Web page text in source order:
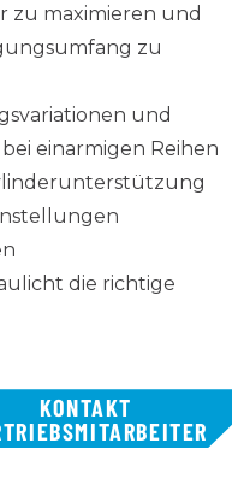
zu maximieren und
zu
und
einarmigen Reihen
die richtige
KONTAKT